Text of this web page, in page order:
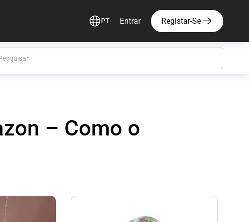
PT Entrar Registar-Se
– Como o